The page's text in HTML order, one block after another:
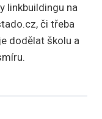
linkbuildingu na
či třeba
dodělat školu a